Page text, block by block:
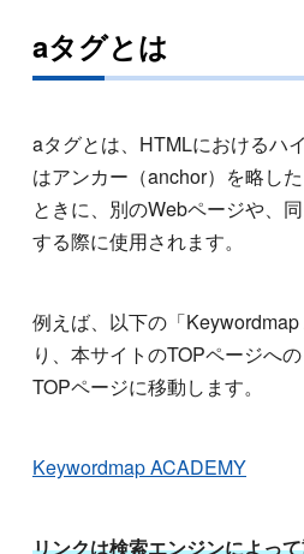
aタグとは
aタグとは、HTMLにおけるハ
はアンカー（anchor）を略し
ときに、別のWebページや、
する際に使用されます。
例えば、以下の「
り、本サイトのTOPページへ
TOPページに移動します。
Keywordmap ACADEMY
リンクは検索エンジンによっ